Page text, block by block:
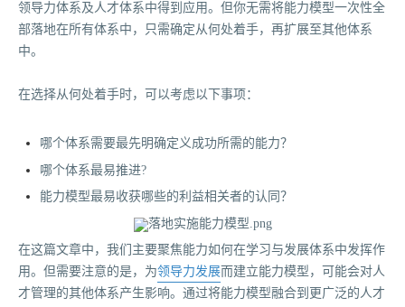
领导力体系及人才体系中得到应用。但你无需将能力模型一次性全
部落地在所有体系中，只需确定从何处着手，再扩展至其他体系
中。
在选择从何处着手时，可以考虑以下事项：
哪个体系需要最先明确定义成功所需的能力？
哪个体系最易推进?
能力模型最易收获哪些的利益相关者的认同？
在这篇文章中，我们主要聚焦能力如何在学习与发展体系中发挥作
用。但需要注意的是，为领导力发展而建立能力模型，可能会对人
才管理的其他体系产生影响。通过将能力模型融合到更广泛的人才